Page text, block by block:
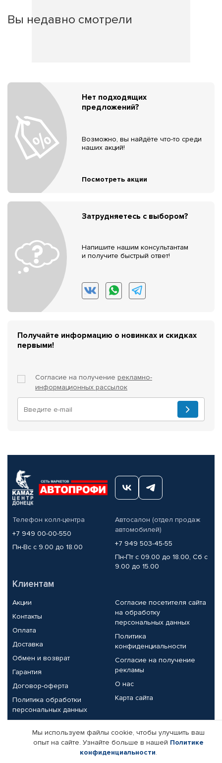
Вы недавно смотрели
Нет подходящих
предложений?
Возможно, вы найдёте что-то среди
наших акций!
Посмотреть акции
Затрудняетесь с выбором?
Напишите нашим консультантам
и получите быстрый ответ!
Получайте информацию о новинках и скидках
первыми!
Согласие на получение рекламно-
информационных рассылок
Телефон колл-центра
+7 949 00-00-550
Пн-Вс с 9.00 до 18.00
Автосалон (отдел продаж
автомобилей)
+7 949 503-45-55
Пн-Пт с 09.00 до 18.00, Сб с
9.00 до 15.00
Клиентам
Акции
Контакты
Оплата
Доставка
Обмен и возврат
Гарантия
Договор-оферта
Политика обработки
персональных данных
Согласие посетителя сайта
на обработку
персональных данных
Политика
конфиденциальности
Согласие на получение
рекламы
О нас
Карта сайта
Партнерам
Корпоративным клиентам
Реквизиты компании
Мы используем файлы cookie, чтобы улучшить ваш
опыт на сайте. Узнайте больше в нашей Политике
конфиденциальности.